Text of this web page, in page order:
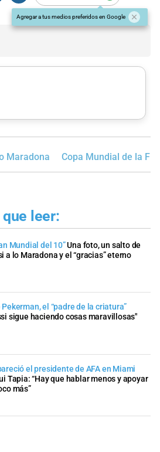
Agregar a tus medios preferidos en Google
Maradona Copa Mundial de la
leer:
Mundial del 10”Una foto, un salto de
a lo Maradona y el “gracias” eterno
el “padre de la criatura”
sigue haciendo cosas maravillosas"
el presidente de AFA en Miami
Tapia: “Hay que hablar menos y apoyar
más”